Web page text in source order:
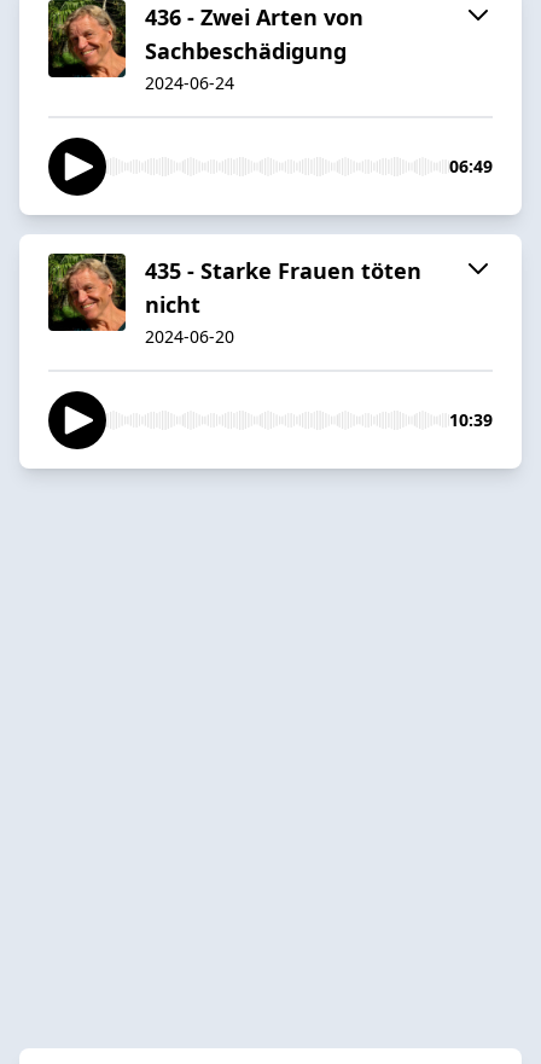
436 - Zwei Arten von
Sachbeschädigung
2024-06-24
06:49
435 - Starke Frauen töten
nicht
2024-06-20
10:39